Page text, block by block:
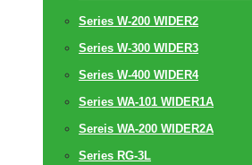
Series W-200 WIDER2
Series W-300 WIDER3
Series W-400 WIDER4
Series WA-101 WIDER1A
Sereis WA-200 WIDER2A
Series RG-3L